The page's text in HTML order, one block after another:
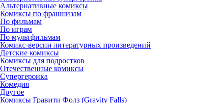
Альтернативные комиксы
Комиксы по франшизам
По фильмам
По играм
По мультфильмам
Комикс-версии литературных произведений
Детские комиксы
Комиксы для подростков
Отечественные комиксы
Супергероика
Комедия
Другое
Комиксы Гравити Фолз (Gravity Falls)